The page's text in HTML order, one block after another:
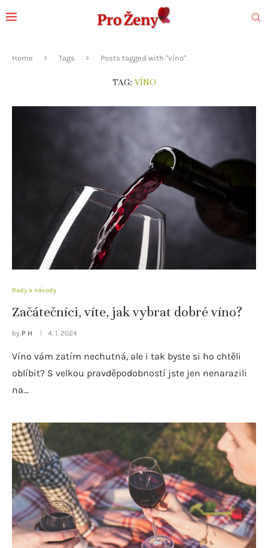
Home Tags Posts tagged with "víno"
TAG: VÍNO
Rady a návody
Začátečníci, víte, jak vybrat dobré víno?
by P H 4. 1. 2024
Víno vám zatím nechutná, ale i tak byste si ho chtěli
oblíbit? S velkou pravděpodobností jste jen nenarazili
na…